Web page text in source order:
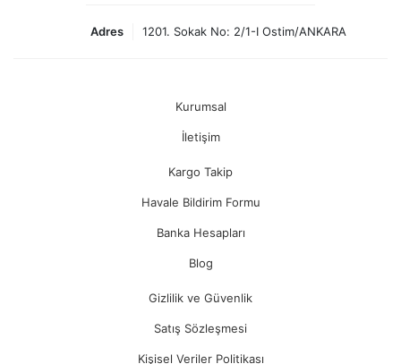
Adres 1201. Sokak No: 2/1-I Ostim/ANKARA
Kurumsal
İletişim
Kargo Takip
Havale Bildirim Formu
Banka Hesapları
Blog
Gizlilik ve Güvenlik
Satış Sözleşmesi
Kişisel Veriler Politikası